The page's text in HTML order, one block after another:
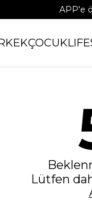
APP'e
ÇOCUK
Lütfen